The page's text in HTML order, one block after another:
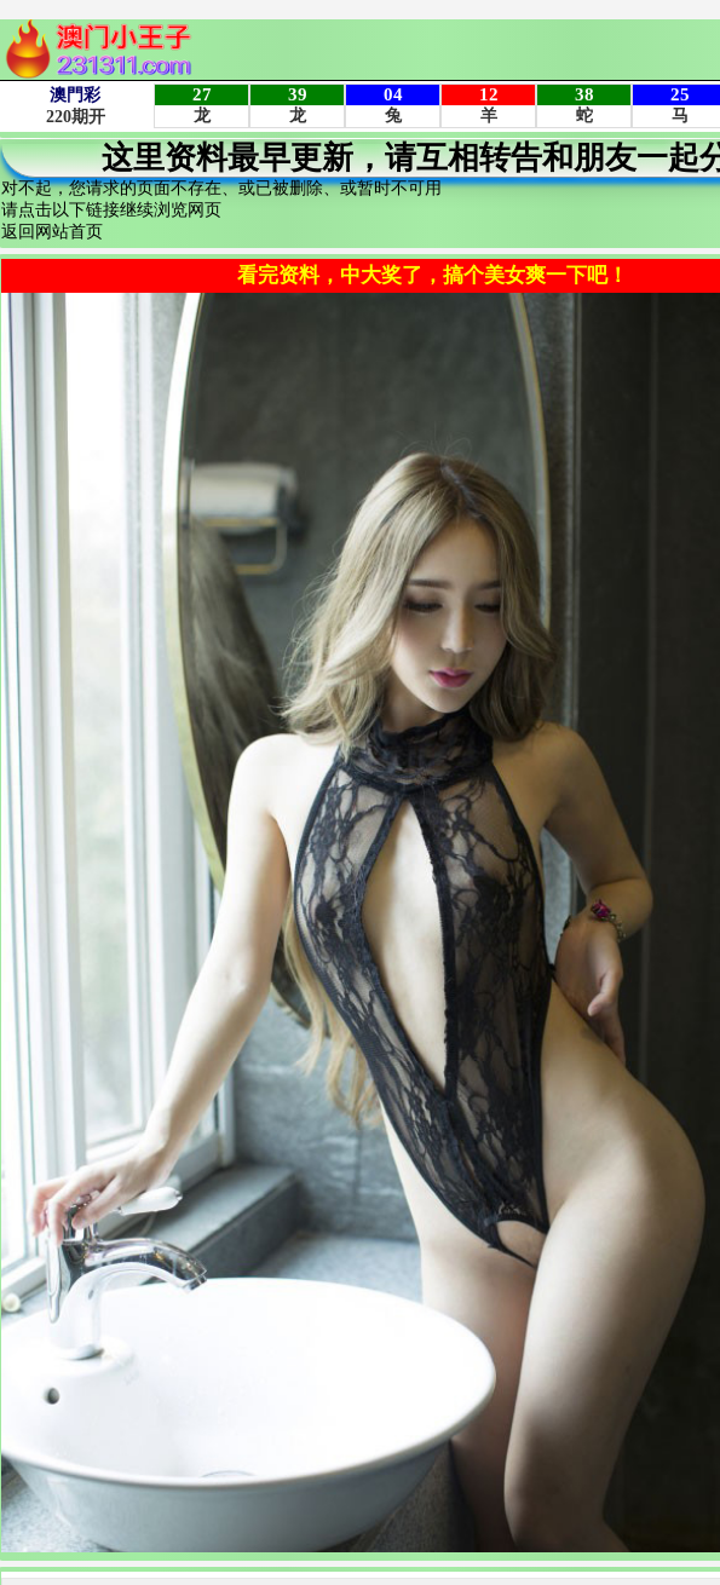
这里资料最早更新，请互相转告和朋友一起
对不起，您请求的页面不存在、或已被删除、或暂时不可用
请点击以下链接继续浏览网页
返回网站首页
看完资料，中大奖了，搞个美女爽一下吧！